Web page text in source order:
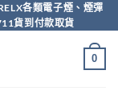
各類電子煙、煙彈
貨到付款取貨
0